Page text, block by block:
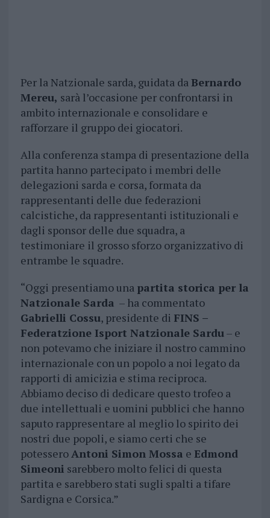
Per la Natzionale sarda, guidata daBernardo
Mereu, sarà l’occasione per confrontarsi in
ambito internazionale e consolidare e
rafforzare il gruppo dei giocatori.
Alla conferenza stampa di presentazione della
partita hanno partecipato i membri delle
delegazioni sarda e corsa, formata da
rappresentanti delle due federazioni
calcistiche, da rappresentanti istituzionali e
dagli sponsor delle due squadra, a
testimoniare il grosso sforzo organizzativo di
entrambe le squadre.
“Oggi presentiamo una partita storica per la
Natzionale Sarda – ha commentato
Gabrielli Cossu, presidente di FINS –
Federatzione Isport Natzionale Sardu– e
non potevamo che iniziare il nostro cammino
internazionale con un popolo a noi legato da
rapporti di amicizia e stima reciproca.
Abbiamo deciso di dedicare questo trofeo a
due intellettuali e uomini pubblici che hanno
saputo rappresentare al meglio lo spirito dei
nostri due popoli, e siamo certi che se
potesseroAntoni Simon Mossa e Edmond
Simeoni sarebbero molto felici di questa
partita e sarebbero stati sugli spalti a tifare
Sardigna e Corsica.”